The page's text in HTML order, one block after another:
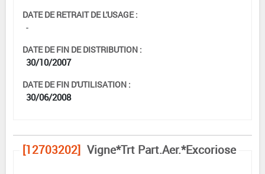
DATE DE RETRAIT DE L'USAGE :
-
DATE DE FIN DE DISTRIBUTION :
30/10/2007
DATE DE FIN D'UTILISATION :
30/06/2008
[12703202] Vigne*Trt Part.Aer.*Excoriose